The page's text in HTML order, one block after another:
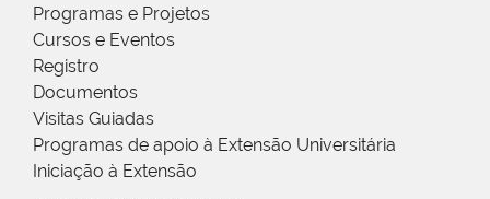
Programas e Projetos
Cursos e Eventos
Registro
Documentos
Visitas Guiadas
Programas de apoio à Extensão Universitária
Iniciação à Extensão